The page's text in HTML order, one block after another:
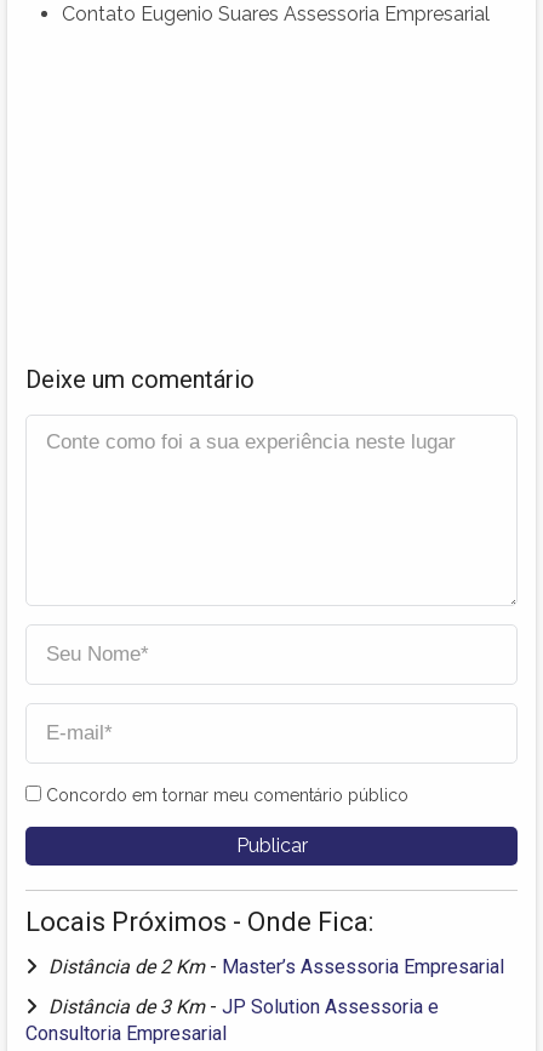
Contato Eugenio Suares Assessoria Empresarial
Deixe um comentário
Concordo em tornar meu comentário público
Locais Próximos - Onde Fica:
Distância de 2 Km - Master’s Assessoria Empresarial
Distância de 3 Km - JP Solution Assessoria e
Consultoria Empresarial